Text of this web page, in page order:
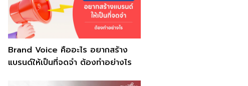
Brand Voice คืออะไร อยากสร้าง
แบรนด์ให้เป็นที่จดจำ ต้องทำอย่างไร